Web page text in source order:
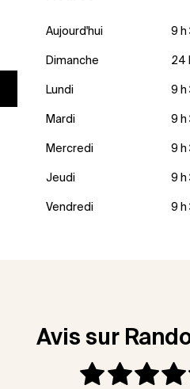
Aujourd'hui 9 h
Dimanche 24
Lundi 9 h
Mardi 9 h
Mercredi 9 h
Jeudi 9 h
Vendredi 9 h
Avis sur